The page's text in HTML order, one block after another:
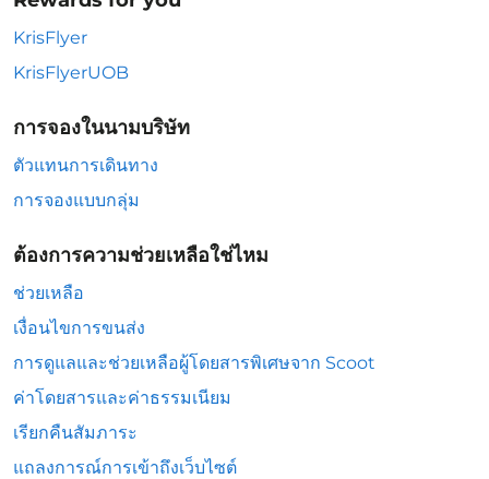
KrisFlyer
KrisFlyerUOB
การจองในนามบริษัท
ตัวแทนการเดินทาง
การจองแบบกลุ่ม
ต้องการความช่วยเหลือใช่ไหม
ช่วยเหลือ
เงื่อนไขการขนส่ง
การดูแลและช่วยเหลือผู้โดยสารพิเศษจาก Scoot
ค่าโดยสารและค่าธรรมเนียม
เรียกคืนสัมภาระ
แถลงการณ์การเข้าถึงเว็บไซต์